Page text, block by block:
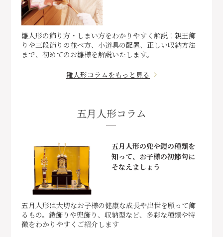
雛人形の飾り方・しまい方をわかりやすく解説！親王飾
りや三段飾りの並べ方、小道具の配置、正しい収納方法
まで、初めてのお雛様を解説いたします。
雛人形コラムをもっと見る
五月人形コラム
五月人形の兜や鎧の種類を
知って、お子様の初節句に
そなえましょう
五月人形は大切なお子様の健康な成長や出世を願って飾
るもの。鎧飾りや兜飾り、収納型など、多彩な種類や特
徴をわかりやすくご紹介します